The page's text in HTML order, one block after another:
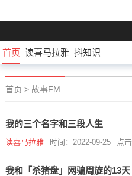
首页 读喜马拉雅 抖知识
首页 > 故事FM
我的三个名字和三段人生
读喜马拉雅 时间：2022-09-25 点
我和「杀猪盘」网骗周旋的13天